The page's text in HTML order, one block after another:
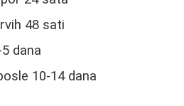
48 sati
dana
10-14 dana